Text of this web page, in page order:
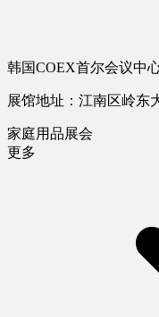
韩国COEX首尔会议中
展馆地址：江南区岭东
家庭用品展会
更多